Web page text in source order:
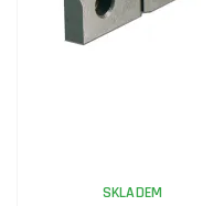
SKLADEM